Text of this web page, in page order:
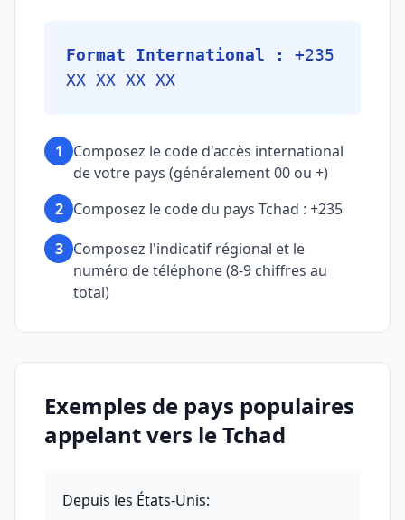
Format International :
+235
XX XX XX XX
1
Composez le code d'accès international
de votre pays (généralement 00 ou +)
2 Composez le code du pays Tchad : +235
3 Composez l'indicatif régional et le
numéro de téléphone (8-9 chiffres au
total)
Exemples de pays populaires
appelant vers le Tchad
Depuis les États-Unis: